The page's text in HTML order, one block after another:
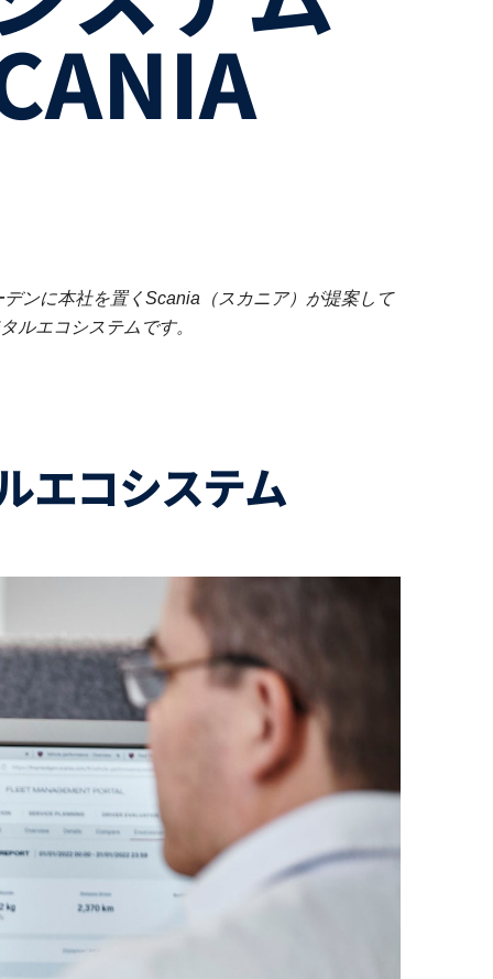
ンに本社を置くScania（スカニア）が提案して
ルエコシステムです。
エコシステム